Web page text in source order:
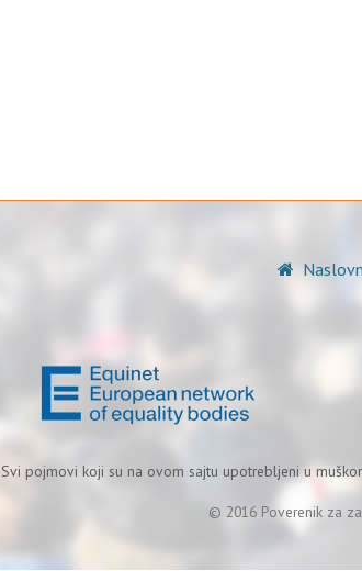
Svi pojmovi koji su na ovom sajtu upotrebljeni u
© 2016 Poverenik za